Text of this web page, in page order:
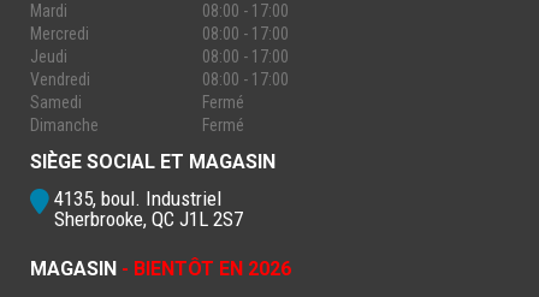
Mardi
08:00 - 17:00
Mercredi
08:00 - 17:00
Jeudi
08:00 - 17:00
Vendredi
08:00 - 17:00
Samedi
Fermé
Dimanche
Fermé
SIÈGE SOCIAL ET MAGASIN
4135, boul. Industriel
Sherbrooke, QC J1L 2S7
MAGASIN - BIENTÔT EN 2026